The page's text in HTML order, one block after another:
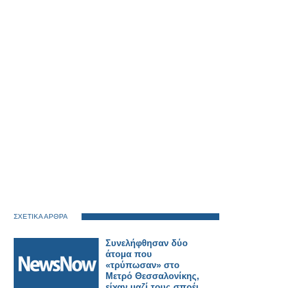
ΣΧΕΤΙΚΑ ΑΡΘΡΑ
Συνελήφθησαν δύο
άτομα που
«τρύπωσαν» στο
Μετρό Θεσσαλονίκης,